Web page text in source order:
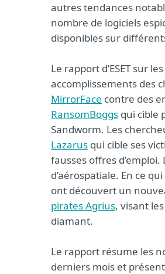
autres tendances
nombre de logiciels
disponibles sur
Le rapport d’ESET sur
accomplissements des
MirrorFace contre des
RansomBoggs qui cible
Sandworm. Les
Lazarus qui cible ses
fausses offres
d’aérospatiale. En ce
ont découvert un
pirates Agrius, visant
diamant.
Le rapport résume les
derniers mois et